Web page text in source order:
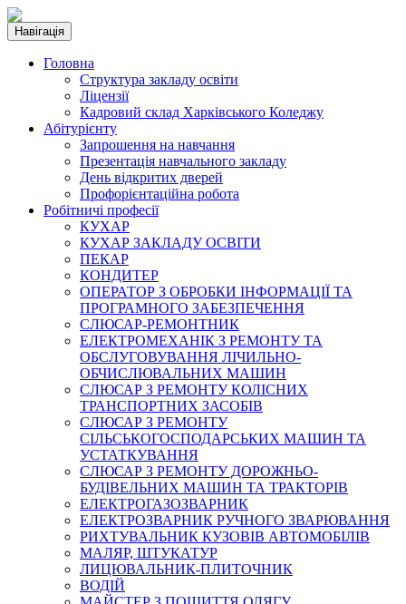
Навігація
Головна
Структура закладу освіти
Ліцензії
Кадровий склад Харківського Коледжу
Абітурієнту
Запрошення на навчання
Презентація навчального закладу
День відкритих дверей
Профорієнтаційна робота
Робітничі професії
КУХАР
КУХАР ЗАКЛАДУ ОСВІТИ
ПЕКАР
КОНДИТЕР
ОПЕРАТОР З ОБРОБКИ ІНФОРМАЦІЇ ТА
ПРОГРАМНОГО ЗАБЕЗПЕЧЕННЯ
СЛЮСАР-РЕМОНТНИК
ЕЛЕКТРОМЕХАНІК З РЕМОНТУ ТА
ОБСЛУГОВУВАННЯ ЛІЧИЛЬНО-
ОБЧИСЛЮВАЛЬНИХ МАШИН
СЛЮСАР З РЕМОНТУ КОЛІСНИХ
ТРАНСПОРТНИХ ЗАСОБІВ
СЛЮСАР З РЕМОНТУ
СІЛЬСЬКОГОСПОДАРСЬКИХ МАШИН ТА
УСТАТКУВАННЯ
СЛЮСАР З РЕМОНТУ ДОРОЖНЬО-
БУДІВЕЛЬНИХ МАШИН ТА ТРАКТОРІВ
ЕЛЕКТРОГАЗОЗВАРНИК
ЕЛЕКТРОЗВАРНИК РУЧНОГО ЗВАРЮВАННЯ
РИХТУВАЛЬНИК КУЗОВІВ АВТОМОБІЛІВ
МАЛЯР, ШТУКАТУР
ЛИЦЮВАЛЬНИК-ПЛИТОЧНИК
ВОДІЙ